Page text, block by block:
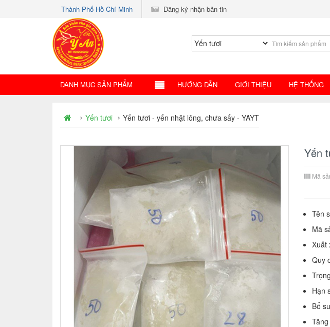
Thành Phố Hồ Chí Minh Đăng ký nhận bản tin
DANH MỤC SẢN PHẨM HƯỚNG DẪN GIỚI THIỆU HỆ THỐNG
Yến tươi Yến tươi - yến nhặt lông, chưa sấy - YAYT
Yến
Mã
Tên
Mã
Xuất
Quy
Hạn
Bổ